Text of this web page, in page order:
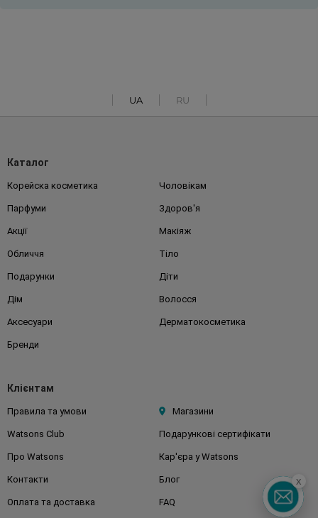
UA RU
Каталог
Корейска косметика Чоловікам
Парфуми Здоров'я
Акції Макіяж
Обличчя Тіло
Подарунки Діти
Дім Волосся
Аксесуари Дерматокосметика
Бренди
Клієнтам
Правила та умови Магазини
Watsons Club Подарункові сертифікати
Про Watsons Кар'єра у Watsons
Контакти Блог
Оплата та доставка FAQ
x